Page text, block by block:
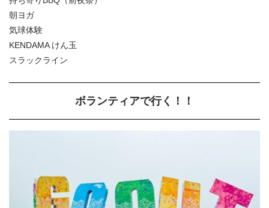
朝ヨガ
気球体験
KENDAMA けん玉
スラックライン
ボランティアで行く！！